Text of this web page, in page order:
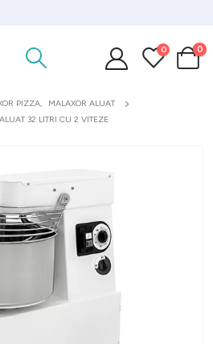
0 0
PIZZA,
MALAXOR ALUAT
32 LITRI CU 2 VITEZE